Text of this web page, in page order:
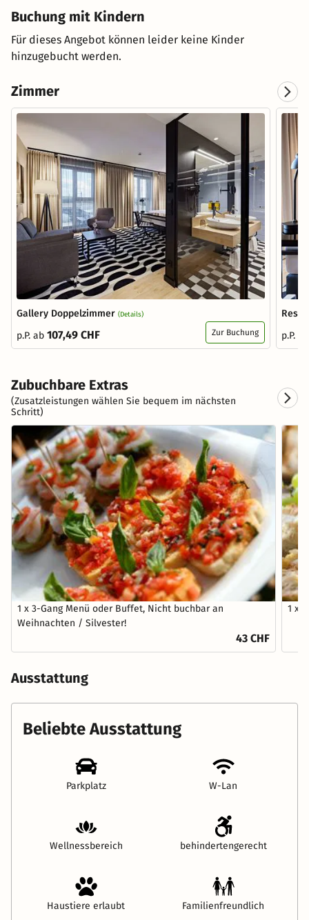
Buchung mit Kindern
Für dieses Angebot können leider keine Kinder
hinzugebucht werden.
Zimmer
Gallery Doppelzimmer (Details)
p.P. ab 107,49 CHF Zur Buchung
p.P.
Zubuchbare Extras
(Zusatzleistungen wählen Sie bequem im nächsten
Schritt)
1 x 3-Gang Menü oder Buffet, Nicht buchbar an
Weihnachten / Silvester!
43 CHF
1 x
Ausstattung
Beliebte Ausstattung
Parkplatz W-Lan
Wellnessbereich behindertengerecht
Haustiere erlaubt Familienfreundlich